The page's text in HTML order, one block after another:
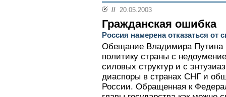
// 20.05.2003
Гражданская ошибка
Россия намерена отказаться от
Обещание Владимира Путина
политику страны с
силовых структур и с
диаспоры в странах СНГ и
России. Обращенная к